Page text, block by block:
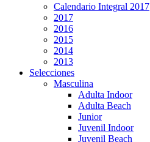
Calendario Integral 2017
2017
2016
2015
2014
2013
Selecciones
Masculina
Adulta Indoor
Adulta Beach
Junior
Juvenil Indoor
Juvenil Beach